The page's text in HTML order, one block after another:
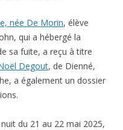
née De Morin, élève
qui a hébergé la
sa fuite, a reçu à titre
Degout, de Dienné,
a également un dossier
du 21 au 22 mai 2025,